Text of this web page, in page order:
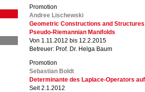
Promotion
Andree Lischewski
Geometric Constructions and
Pseudo-Riemannian Manifolds
Von 1.11.2012 bis 12.2.2015
Betreuer: Prof. Dr. Helga Baum
Promotion
Sebastian Boldt
Determinante des Laplace-Operators
Seit 2.1.2012